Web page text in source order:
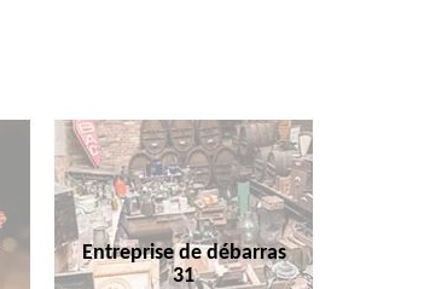
Entreprise de débarras
31